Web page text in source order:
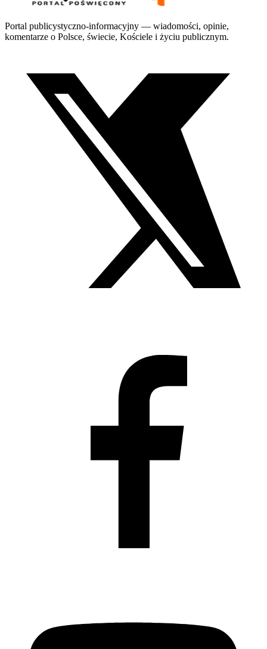
Portal publicystyczno-informacyjny — wiadomości, opinie,
komentarze o Polsce, świecie, Kościele i życiu publicznym.